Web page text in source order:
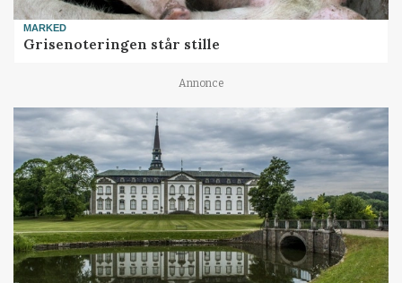
MARKED
Grisenoteringen står stille
Annonce